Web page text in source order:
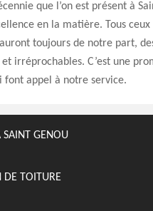
que l’on est présent à
en la matière. Tous
toujours de notre part,
irréprochables. C’est une
font appel à notre service.
SAINT GENOU
DE TOITURE